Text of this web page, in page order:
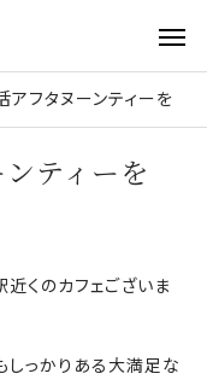
アフタヌーンティーを
ティーを
くのカフェございま
しっかりある大満足な